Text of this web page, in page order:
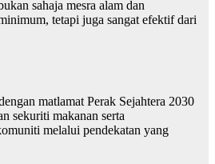
sahaja mesra alam dan
tetapi juga sangat efektif dari
matlamat Perak Sejahtera 2030
sekuriti makanan serta
melalui pendekatan yang